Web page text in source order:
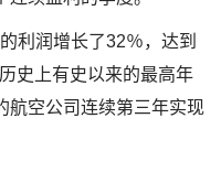
利润增长了32％，达到
史上有史以来的最高年
航空公司连续第三年实现